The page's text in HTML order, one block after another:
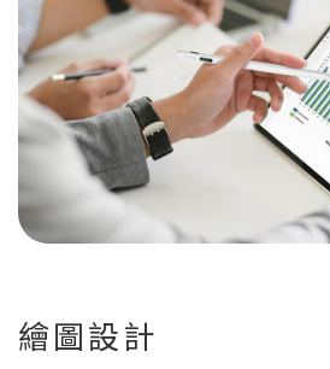
繪圖設計